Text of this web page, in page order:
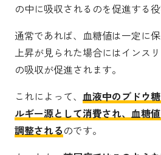
の中に吸収されるのを促進する役
通常であれば、血糖値は一定に
上昇が見られた場合にはインス
の吸収が促進されます。
これによって、 血液中のブドウ
ルギー源として消費され、血糖
調整されるのです。